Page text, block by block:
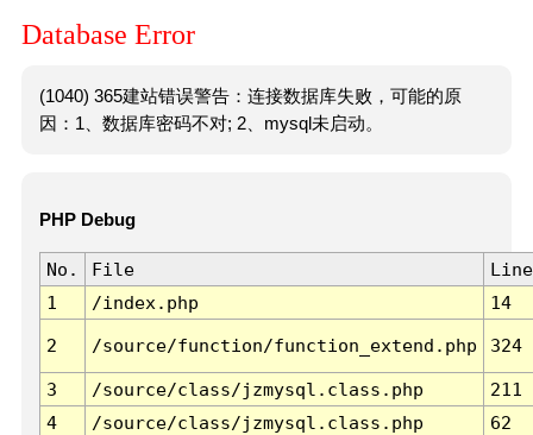
Database Error
(1040) 365建站错误警告：连接数据库失败，可能的原
因：1、数据库密码不对; 2、mysql未启动。
PHP Debug
No. File
Line
1
/index.php 14
2 /source/function/function_extend.php 324
3 /source/class/jzmysql.class.php
211
4
/source/class/jzmysql.class.php
62